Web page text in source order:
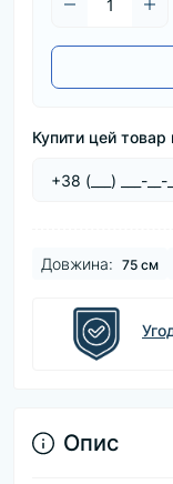
Купити цей товар
Довжина: 75 см
Опис